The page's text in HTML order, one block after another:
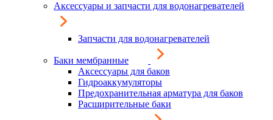
Аксессуары и запчасти для водонагревателей
Запчасти для водонагревателей
Баки мембранные
Аксессуары для баков
Гидроаккумуляторы
Предохранительная арматура для баков
Расширительные баки